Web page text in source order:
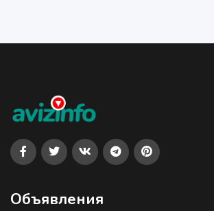
Объявления